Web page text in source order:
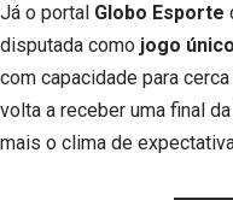
Já o portal Globo Esporte
disputada como jogo único
com capacidade para
volta a receber uma final
mais o clima de